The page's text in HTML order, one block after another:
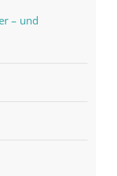
– und